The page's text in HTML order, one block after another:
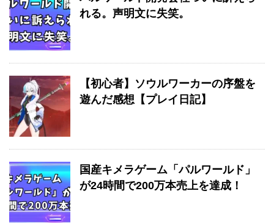
れる。声明文に失笑。
【初心者】ソウルワーカーの序盤を
遊んだ感想【プレイ日記】
国産キメラゲーム「パルワールド」
が24時間で200万本売上を達成！